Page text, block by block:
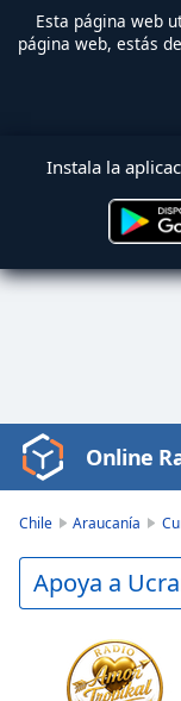
Esta página web
página web, estás
Instala la
Video
Player
Play
Video
Backward
Online
Chile Araucanía
Apoya a